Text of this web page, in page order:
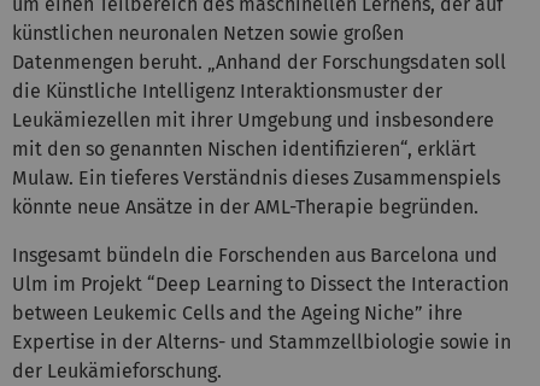
künstlichen neuronalen Netzen sowie großen
Datenmengen beruht. „Anhand der Forschungsdaten soll
die Künstliche Intelligenz Interaktionsmuster der
Leukämiezellen mit ihrer Umgebung und insbesondere
mit den so genannten Nischen identifizieren“, erklärt
Mulaw. Ein tieferes Verständnis dieses Zusammenspiels
könnte neue Ansätze in der AML-Therapie begründen.
Insgesamt bündeln die Forschenden aus Barcelona und
Ulm im Projekt “Deep Learning to Dissect the Interaction
between Leukemic Cells and the Ageing Niche” ihre
Expertise in der Alterns- und Stammzellbiologie sowie in
der Leukämieforschung.